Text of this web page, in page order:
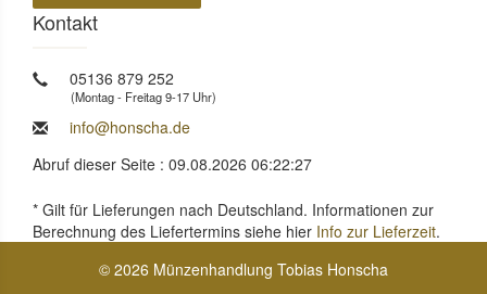
Kontakt
05136 879 252
(Montag - Freitag 9-17 Uhr)
info@honscha.de
Abruf dieser Seite : 09.08.2026 06:22:27
* Gilt für Lieferungen nach Deutschland. Informationen zur
Berechnung des Liefertermins siehe hier Info zur Lieferzeit.
© 2026 Münzenhandlung Tobias Honscha